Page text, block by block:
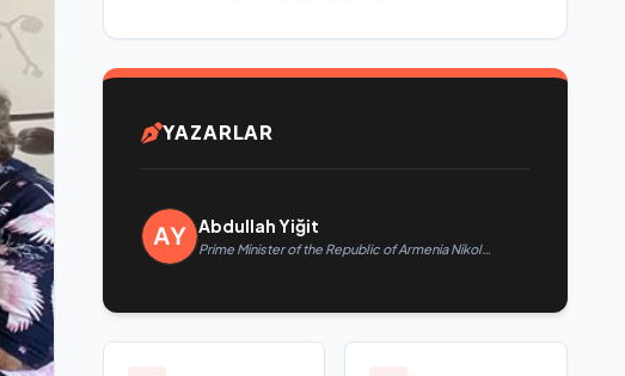
YAZARLAR
Abdullah Yiğit
Prime Minister of the Republic of Armenia Nikol